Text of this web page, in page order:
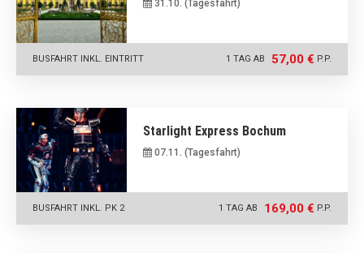
31.10. (Tagesfahrt)
1 TAG AB 57,00 € P.P.
BUSFAHRT INKL. EINTRITT
Starlight Express Bochum
07.11. (Tagesfahrt)
1 TAG AB 169,00 € P.P.
BUSFAHRT INKL. PK 2